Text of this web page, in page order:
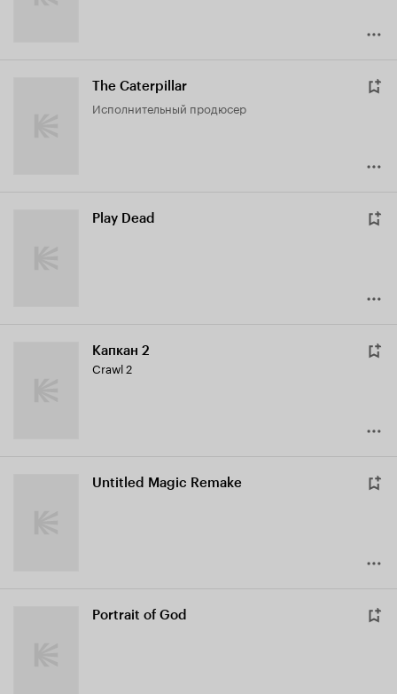
The Caterpillar
исполнительный продюсер
Play Dead
Капкан 2
Crawl 2
Untitled Magic Remake
Portrait of God